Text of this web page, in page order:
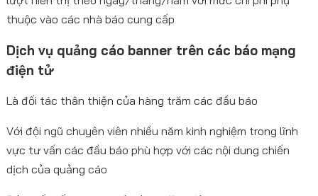
thuộc vào các nhà báo cung cấp
Dịch vụ quảng cáo banner trên các báo mạng
điện tử
Là đối tác thân thiện của hàng trăm các đầu báo
Với đội ngũ chuyên viên nhiều năm kinh nghiệm trong lĩnh
vực tư vấn các đầu báo phù hợp với các nội dung chiến
dịch của quảng cáo